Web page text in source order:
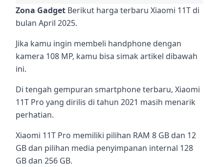
Zona Gadget Berikut harga terbaru Xiaomi 11T di
bulan April 2025.
Jika kamu ingin membeli handphone dengan
kamera 108 MP, kamu bisa simak artikel dibawah
ini.
Di tengah gempuran smartphone terbaru, Xiaomi
11T Pro yang dirilis di tahun 2021 masih menarik
perhatian.
Xiaomi 11T Pro memiliki pilihan RAM 8 GB dan 12
GB dan pilihan media penyimpanan internal 128
GB dan 256 GB.